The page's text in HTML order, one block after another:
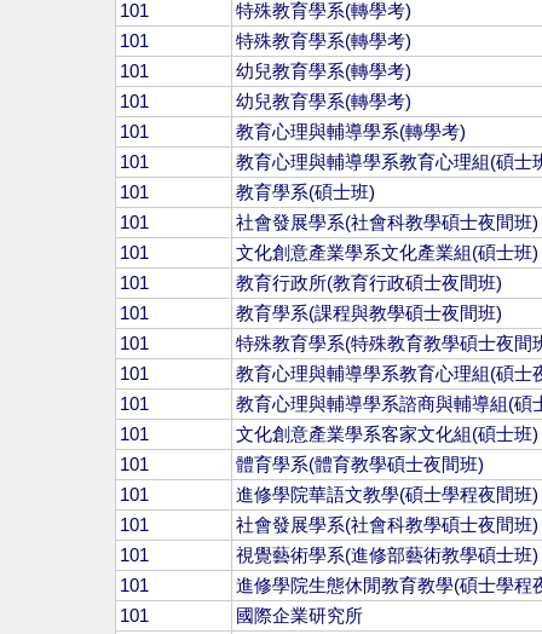
101
特殊教育學系(轉學考)
101
特殊教育學系(轉學考)
101
幼兒教育學系(轉學考)
101
幼兒教育學系(轉學考)
101
教育心理與輔導學系(轉學考)
101
教育心理與輔導學系教育心理組(碩士
101
教育學系(碩士班)
101
社會發展學系(社會科教學碩士夜間班)
101
文化創意產業學系文化產業組(碩士班)
101
教育行政所(教育行政碩士夜間班)
101
教育學系(課程與教學碩士夜間班)
101
特殊教育學系(特殊教育教學碩士夜間
101
教育心理與輔導學系教育心理組(碩士
101
教育心理與輔導學系諮商與輔導組(碩
101
文化創意產業學系客家文化組(碩士班)
101
體育學系(體育教學碩士夜間班)
101
進修學院華語文教學(碩士學程夜間班)
101
社會發展學系(社會科教學碩士夜間班)
101
視覺藝術學系(進修部藝術教學碩士班)
101
進修學院生態休閒教育教學(碩士學程
101
國際企業研究所